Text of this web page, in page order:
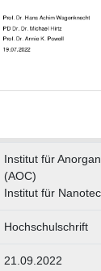
Institut für
(AOC)
Institut für
Hochschulschrift
21.09.2022